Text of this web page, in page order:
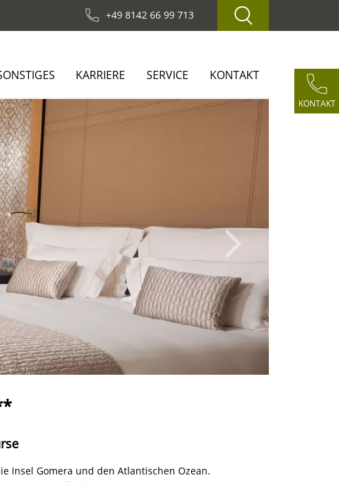
+49 8142 66 99 713
KONTAKT
KARRIERE SERVICE KONTAKT
Insel Gomera und den Atlantischen Ozean.